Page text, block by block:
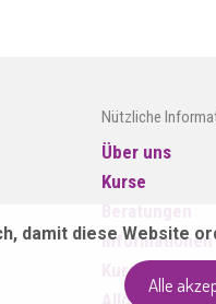
Nützliche
Über uns
Kurse
Informationen
Kursorte
Allgem.
damit diese Website
Alle